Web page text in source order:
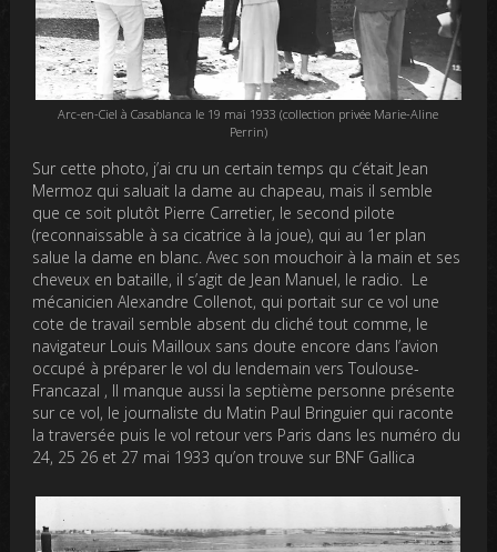
Arc-en-Ciel à Casablanca le 19 mai 1933 (collection privée Marie-Aline
Perrin)
Sur cette photo, j’ai cru un certain temps qu c’était Jean
Mermoz qui saluait la dame au chapeau, mais il semble
que ce soit plutôt Pierre Carretier, le second pilote
(reconnaissable à sa cicatrice à la joue), qui au 1er plan
salue la dame en blanc. Avec son mouchoir à la main et ses
cheveux en bataille, il s’agit de Jean Manuel, le radio. Le
mécanicien Alexandre Collenot, qui portait sur ce vol une
cote de travail semble absent du cliché tout comme, le
navigateur Louis Mailloux sans doute encore dans l’avion
occupé à préparer le vol du lendemain vers Toulouse-
Francazal , Il manque aussi la septième personne présente
sur ce vol, le journaliste du Matin Paul Bringuier qui raconte
la traversée puis le vol retour vers Paris dans les numéro du
24, 25 26 et 27 mai 1933 qu’on trouve sur BNF Gallica